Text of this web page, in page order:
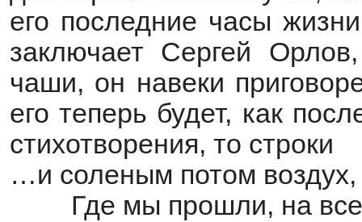
его последние часы
заключает Сергей
чаши, он навеки
его теперь будет, как
стихотворения, то строки
…и соленым потом воздух,
Где мы прошли, на